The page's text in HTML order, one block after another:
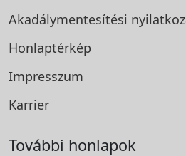
Akadálymentesítési
Honlaptérkép
Impresszum
Karrier
További honlapok